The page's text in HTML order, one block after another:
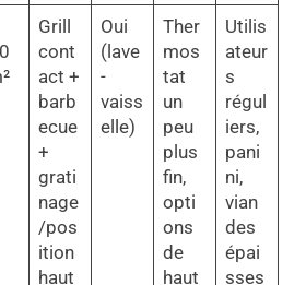
Grill
cont
act +
barb
ecue
+
grati
nage
/pos
ition
haut
Oui
(lave
-
vaiss
elle)
Ther
mos
tat
un
peu
plus
fin,
opti
ons
de
haut
Utilis
ateur
s
régul
iers,
pani
ni,
vian
des
épai
sses